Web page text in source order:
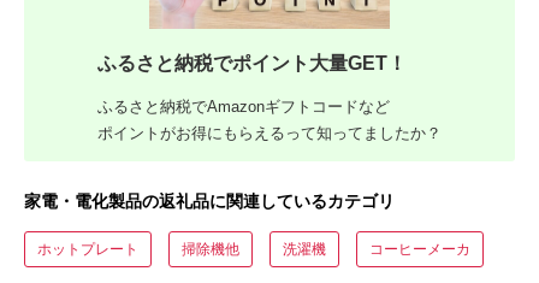
ふるさと納税でポイント大量GET！
ふるさと納税でAmazonギフトコードなど
ポイントがお得にもらえるって知ってましたか？
家電・電化製品の返礼品に関連しているカテゴリ
ホットプレート 掃除機他 洗濯機 コーヒーメーカ